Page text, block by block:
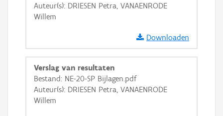
Auteur(s): DRIESEN Petra, VANAENRODE
Willem
Downloaden
Verslag van resultaten
Bestand: NE-20-SP Bijlagen.pdf
Auteur(s): DRIESEN Petra, VANAENRODE
Willem